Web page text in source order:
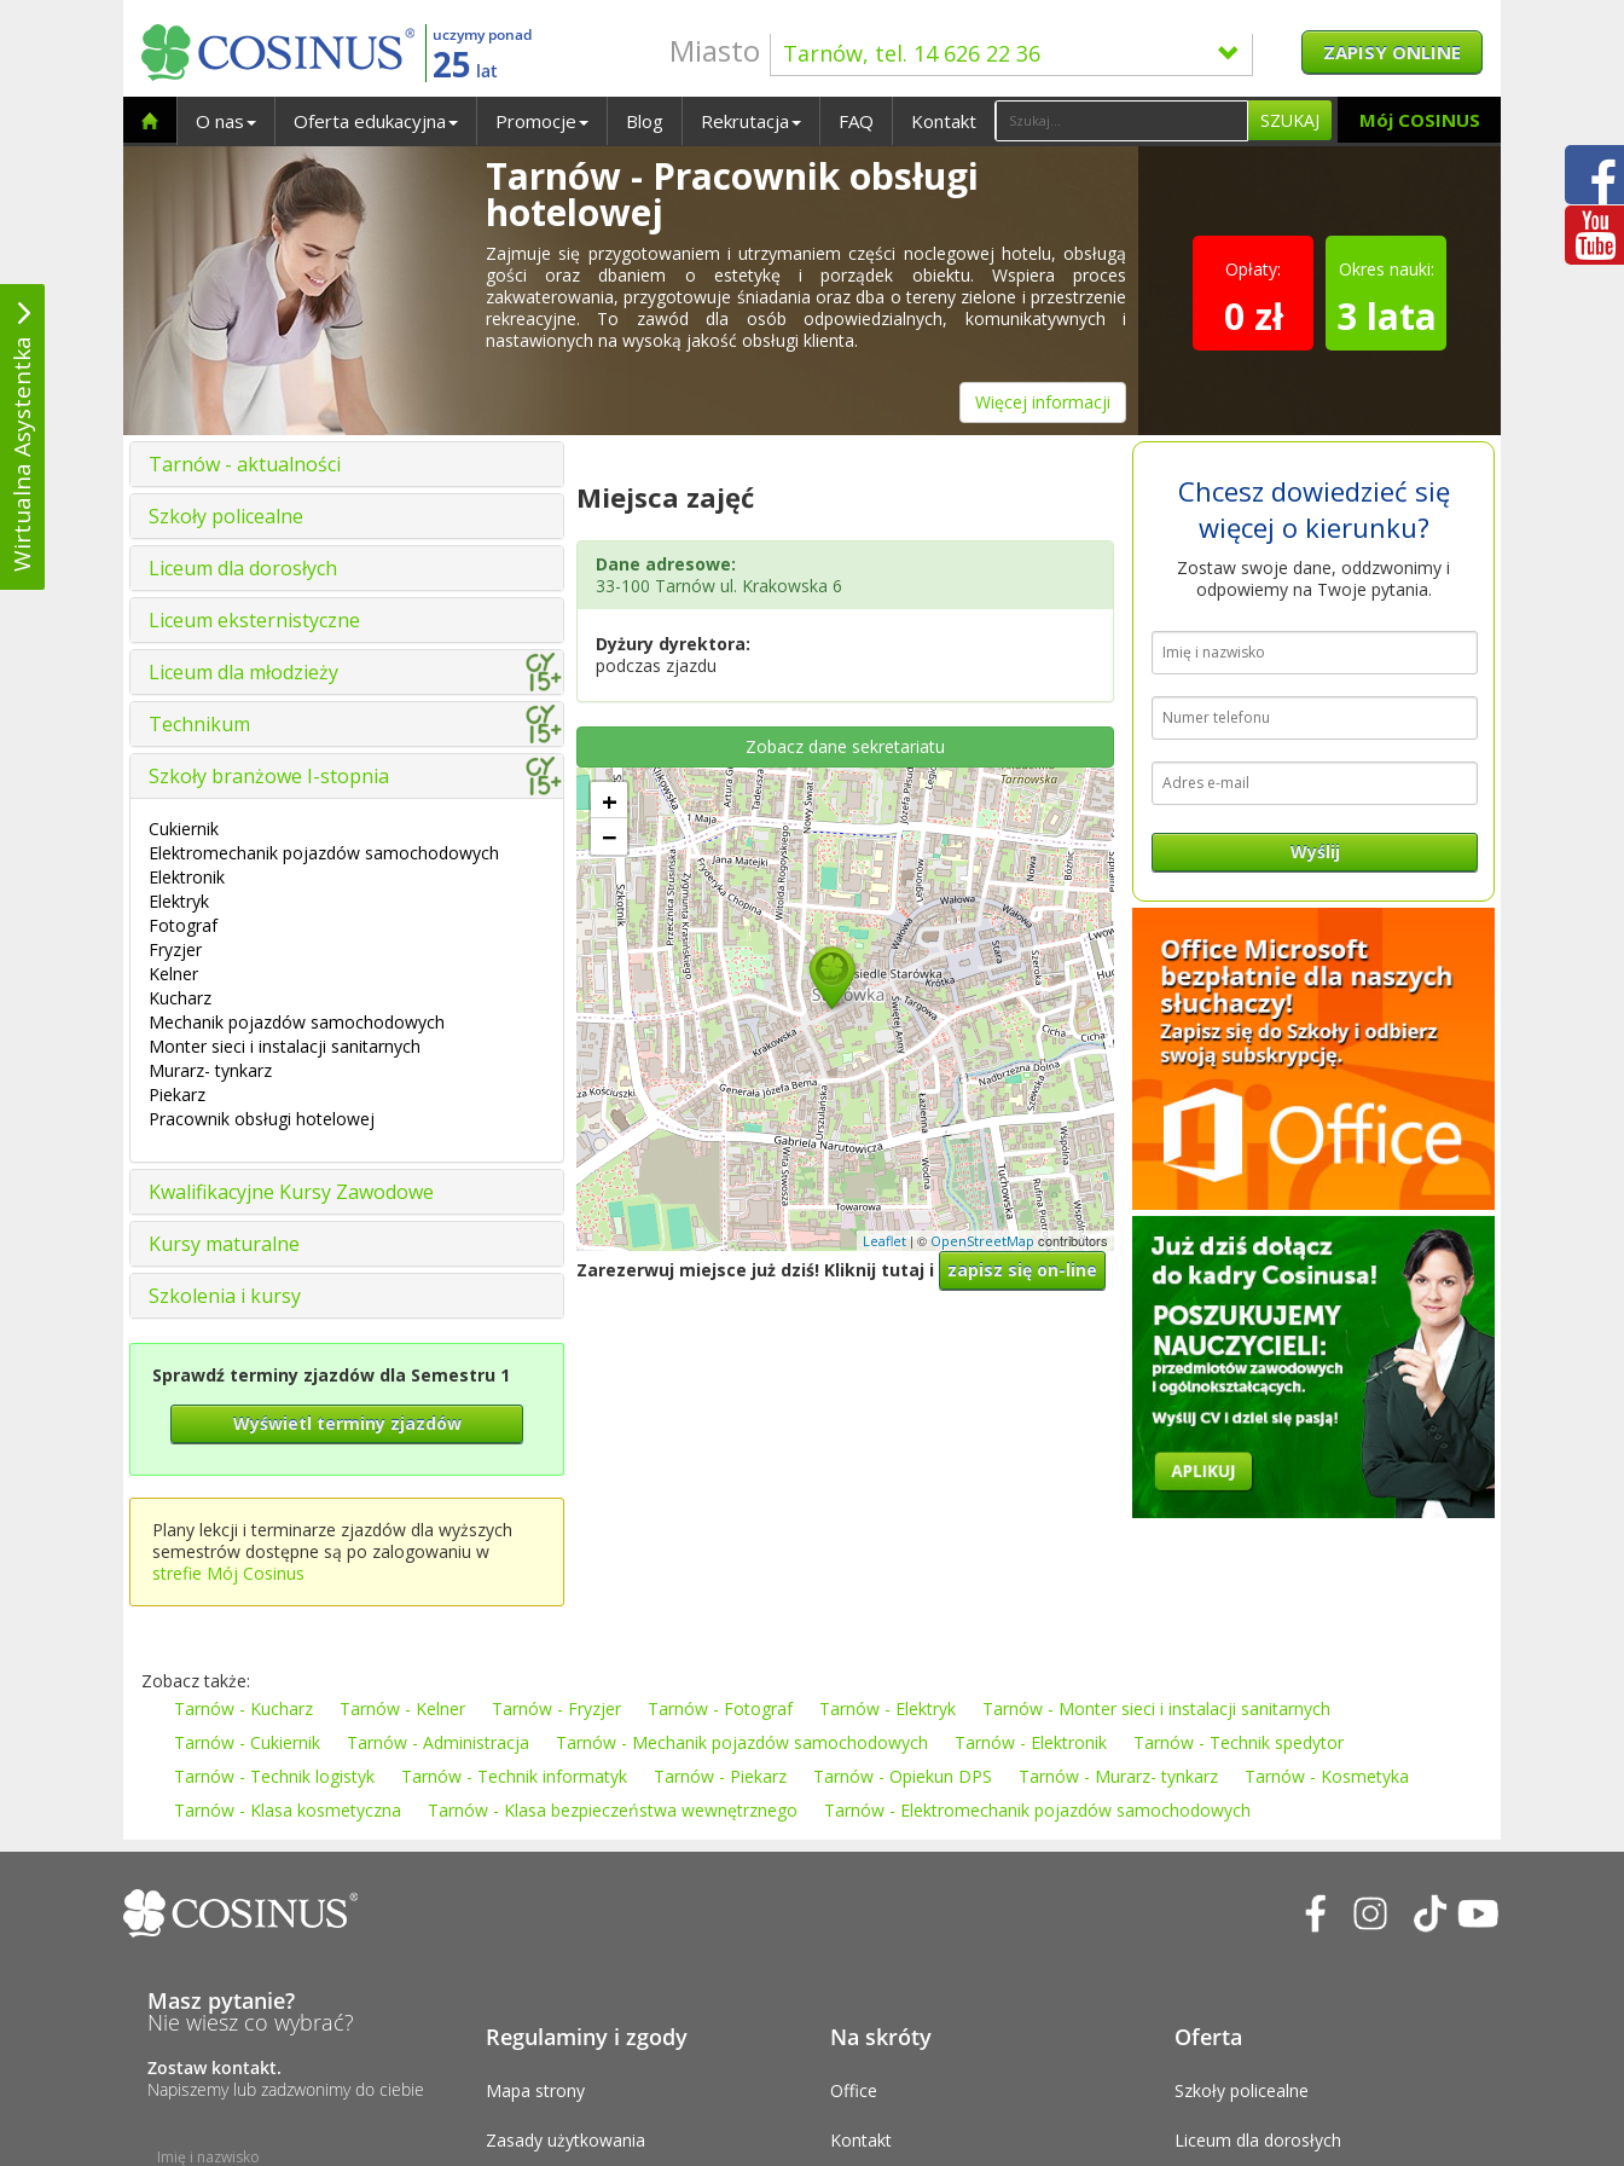
uczymy ponad
25 lat
Miasto Tarnów, tel. 14 626 22 36 ZAPISY ONLINE
Mój COSINUS
O nas Oferta edukacyjna Promocje Blog Rekrutacja FAQ Kontakt SZUKAJ
Tarnów - Pracownik obsługi
hotelowej
Zajmuje się przygotowaniem i utrzymaniem części noclegowej hotelu, obsługą
gości oraz dbaniem o estetykę i porządek obiektu. Wspiera proces
zakwaterowania, przygotowuje śniadania oraz dba o tereny zielone i przestrzenie
rekreacyjne. To zawód dla osób odpowiedzialnych, komunikatywnych i
nastawionych na wysoką jakość obsługi klienta.
Więcej informacji
Opłaty:
0 zł
Okres nauki:
3 lata
Tarnów - aktualności
Szkoły policealne
Liceum dla dorosłych
Liceum eksternistyczne
Liceum dla młodzieży
Technikum
Szkoły branżowe I-stopnia
Cukiernik
Elektromechanik pojazdów samochodowych
Elektronik
Elektryk
Fotograf
Fryzjer
Kelner
Kucharz
Mechanik pojazdów samochodowych
Monter sieci i instalacji sanitarnych
Murarz- tynkarz
Piekarz
Pracownik obsługi hotelowej
Kwalifikacyjne Kursy Zawodowe
Kursy maturalne
Szkolenia i kursy
Sprawdź terminy zjazdów dla Semestru 1
Wyświetl terminy zjazdów
Plany lekcji i terminarze zjazdów dla wyższych
semestrów dostępne są po zalogowaniu w
strefie Mój Cosinus
Miejsca zajęć
Dane adresowe:
33-100 Tarnów ul. Krakowska 6
Dyżury dyrektora:
podczas zjazdu
Zobacz dane sekretariatu
+
−
Leaflet| © OpenStreetMap contributors
Zarezerwuj miejsce już dziś! Kliknij tutaj i zapisz się on-line
Chcesz dowiedzieć się
więcej o kierunku?
Zostaw swoje dane, oddzwonimy i
odpowiemy na Twoje pytania.
Wyślij
Zobacz także:
Tarnów - Kucharz
Tarnów - Kelner Tarnów - Fryzjer Tarnów - Fotograf Tarnów - Elektryk
Tarnów - Monter sieci i instalacji sanitarnych
Tarnów - Cukiernik
Tarnów - Administracja Tarnów - Mechanik pojazdów samochodowych Tarnów - Elektronik
Tarnów - Technik spedytor
Tarnów - Technik logistyk
Tarnów - Technik informatyk Tarnów - Piekarz Tarnów - Opiekun DPS Tarnów - Murarz- tynkarz
Tarnów - Kosmetyka
Tarnów - Klasa kosmetyczna
Tarnów - Klasa bezpieczeństwa wewnętrznego Tarnów - Elektromechanik pojazdów samochodowych
Masz pytanie?
Nie wiesz co wybrać?
Zostaw kontakt.
Napiszemy lub zadzwonimy do ciebie
Regulaminy i zgody
Mapa strony
Zasady użytkowania
Na skróty
Office
Kontakt
Oferta
Szkoły policealne
Liceum dla dorosłych
Wirtualna Asystentka